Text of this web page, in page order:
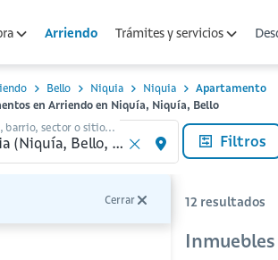
Arriendo Trámites y servicios
Bello Niquia Niquia
Apartamento
en Arriendo en Niquía, Niquía, Bello
barrio, sector o sitio...
Filtros
Cerrar 12 resultados
Inmuebles